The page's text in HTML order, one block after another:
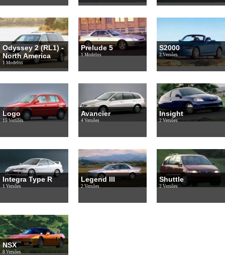
Odyssey 2 (RL1) -
North America
1 Modelos
Prelude 5
1 Modelos
S2000
2 Versões
Logo
15 Versões
Avancier
4 Versões
Insight
2 Versões
Integra Type R
1 Versões
Legend III
2 Versões
Shuttle
2 Versões
NSX
8 Versões